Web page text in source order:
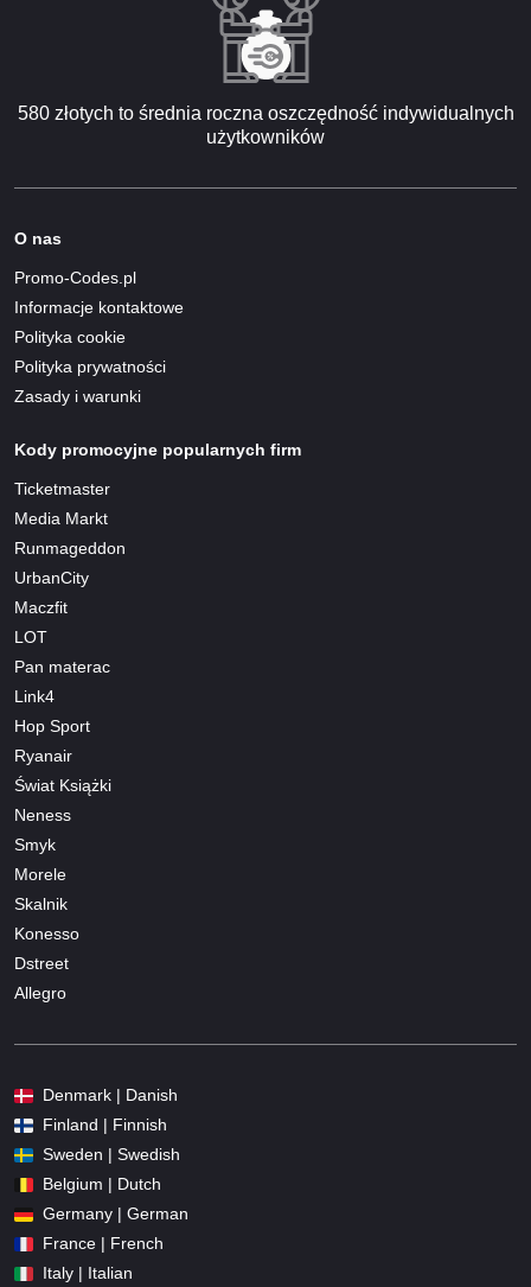
580 złotych to średnia roczna oszczędność indywidualnych
użytkowników
O nas
Promo-Codes.pl
Informacje kontaktowe
Polityka cookie
Polityka prywatności
Zasady i warunki
Kody promocyjne popularnych firm
Ticketmaster
Media Markt
Runmageddon
UrbanCity
Maczfit
LOT
Pan materac
Link4
Hop Sport
Ryanair
Świat Książki
Neness
Smyk
Morele
Skalnik
Konesso
Dstreet
Allegro
Denmark | Danish
Finland | Finnish
Sweden | Swedish
Belgium | Dutch
Germany | German
France | French
Italy | Italian